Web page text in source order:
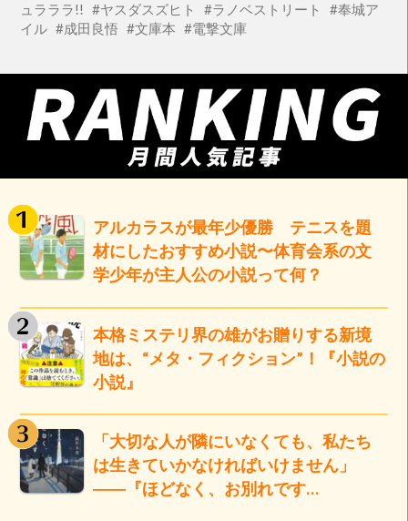
ュラララ!!
ヤスダスズヒト ラノベストリート
奉城ア
イル
成田良悟 文庫本 電撃文庫
アルカラスが最年少優勝 テニスを題
材にしたおすすめ小説〜体育会系の文
学少年が主人公の小説って何？
本格ミステリ界の雄がお贈りする新境
地は、“メタ・フィクション”！『小説の
小説』
「大切な人が隣にいなくても、私たち
は生きていかなければいけません」
――『ほどなく、お別れです…